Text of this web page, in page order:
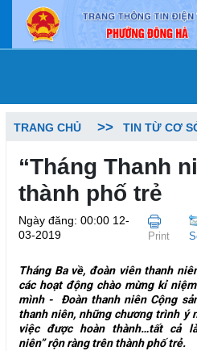
TRANG CHỦ TIN TỪ CƠ
“Tháng Thanh
thành phố trẻ
Ngày đăng: 00:00 12-
03-2019
Print
Tháng Ba về, đoàn viên thanh
các hoạt động chào mừng kỉ
mình - Đoàn thanh niên Cộng
thanh niên, những chương trình ý
việc được hoàn thành…tất cả
niên”rộn ràng trên thành phố trẻ.